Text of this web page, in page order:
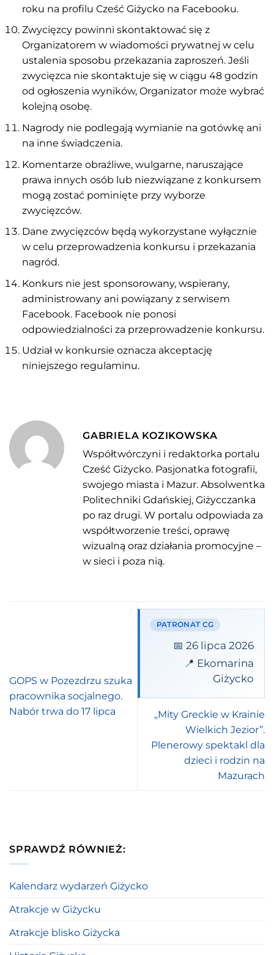
roku na profilu Cześć Giżycko na Facebooku.
Zwycięzcy powinni skontaktować się z
Organizatorem w wiadomości prywatnej w celu
ustalenia sposobu przekazania zaproszeń. Jeśli
zwycięzca nie skontaktuje się w ciągu 48 godzin
od ogłoszenia wyników, Organizator może wybrać
kolejną osobę.
Nagrody nie podlegają wymianie na gotówkę ani
na inne świadczenia.
Komentarze obraźliwe, wulgarne, naruszające
prawa innych osób lub niezwiązane z konkursem
mogą zostać pominięte przy wyborze
zwycięzców.
Dane zwycięzców będą wykorzystane wyłącznie
w celu przeprowadzenia konkursu i przekazania
nagród.
Konkurs nie jest sponsorowany, wspierany,
administrowany ani powiązany z serwisem
Facebook. Facebook nie ponosi
odpowiedzialności za przeprowadzenie konkursu.
Udział w konkursie oznacza akceptację
niniejszego regulaminu.
GABRIELA KOZIKOWSKA
Współtwórczyni i redaktorka portalu
Cześć Giżycko. Pasjonatka fotografii,
swojego miasta i Mazur. Absolwentka
Politechniki Gdańskiej, Giżycczanka
po raz drugi. W portalu odpowiada za
współtworzenie treści, oprawę
wizualną oraz działania promocyjne –
w sieci i poza nią.
GOPS w Pozezdrzu szuka
pracownika socjalnego.
Nabór trwa do 17 lipca
PATRONAT CG
📅 26 lipca 2026
📍 Ekomarina
Giżycko
„Mity Greckie w Krainie
Wielkich Jezior”.
Plenerowy spektakl dla
dzieci i rodzin na
Mazurach
SPRAWDŹ RÓWNIEŻ:
Kalendarz wydarzeń Giżycko
Atrakcje w Giżycku
Atrakcje blisko Giżycka